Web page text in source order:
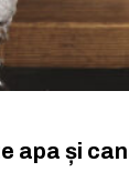
apa și